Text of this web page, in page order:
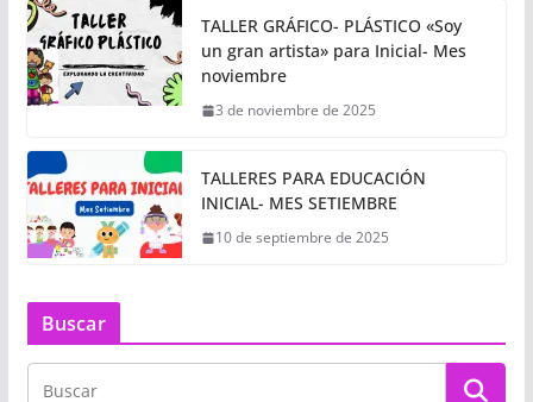
TALLER GRÁFICO- PLÁSTICO «Soy
un gran artista» para Inicial- Mes
noviembre
3 de noviembre de 2025
TALLERES PARA EDUCACIÓN
INICIAL- MES SETIEMBRE
10 de septiembre de 2025
Buscar